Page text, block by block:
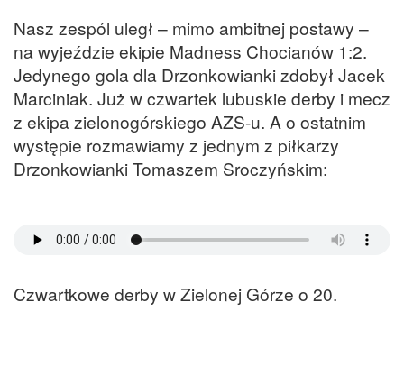
Nasz zespól uległ – mimo ambitnej postawy –
na wyjeździe ekipie Madness Chocianów 1:2.
Jedynego gola dla Drzonkowianki zdobył Jacek
Marciniak. Już w czwartek lubuskie derby i mecz
z ekipa zielonogórskiego AZS-u. A o ostatnim
występie rozmawiamy z jednym z piłkarzy
Drzonkowianki Tomaszem Sroczyńskim:
Czwartkowe derby w Zielonej Górze o 20.